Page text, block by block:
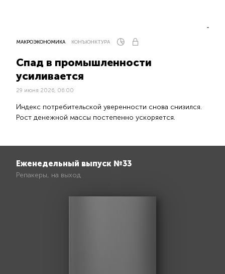
МАКРОЭКОНОМИКА КОНЪЮНКТУРА
Спад в промышленности
усиливается
29 июня 2026, 06:00
Индекс потребительской уверенности снова снизился.
Рост денежной массы постепенно ускоряется.
Еженедельный выпуск №33
Репакеры, на выход